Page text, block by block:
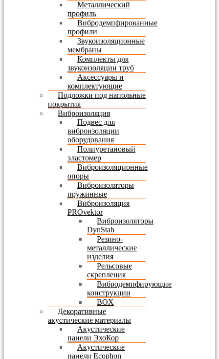
Металлический
профиль
Вибродемпфированные
профили
Звукоизоляционные
мембраны
Комплекты для
звукоизоляции труб
Аксессуары и
комплектующие
Подложки под напольные
покрытия
Виброизоляция
Подвес для
виброизоляции
оборудования
Полиуретановый
эластомер
Виброизоляционные
опоры
Виброизоляторы
пружинные
Виброизоляция
PROvektor
Виброизоляторы
DynStab
Резино-
металлические
изделия
Рельсовые
скрепления
Вибродемпфирующие
конструкции
BOX
Декоративные
акустические материалы
Акустические
панели ЭхоКор
Акустические
панели Ecophon